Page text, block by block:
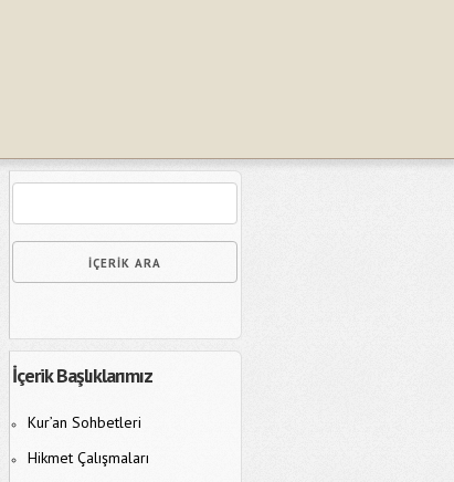
İçerik Başlıklarımız
Kur’an Sohbetleri
Hikmet Çalışmaları